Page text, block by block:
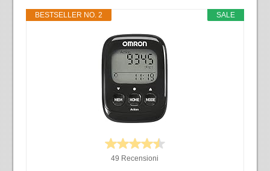
SALE
BESTSELLER NO. 2
49 Recensioni